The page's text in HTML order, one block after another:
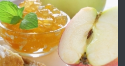
преди 2 дни
гараж под наем